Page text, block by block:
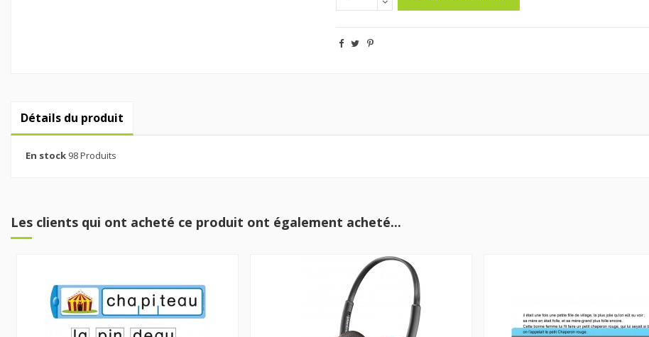
Détails du produit
En stock 98 Produits
Les clients qui ont acheté ce produit ont également acheté...